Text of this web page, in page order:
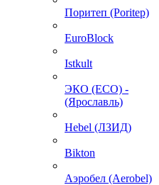
Поритеп (Poritep)
EuroBlock
Istkult
ЭКО (ECO) -
(Ярославль)
Hebel (ЛЗИД)
Bikton
Аэробел (Aerobel)